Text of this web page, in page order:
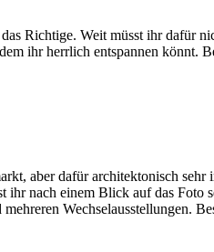
Richtige. Weit müsst ihr dafür
ihr herrlich entspannen könnt.
aber dafür architektonisch
nach einem Blick auf das Foto
Wechselausstellungen.